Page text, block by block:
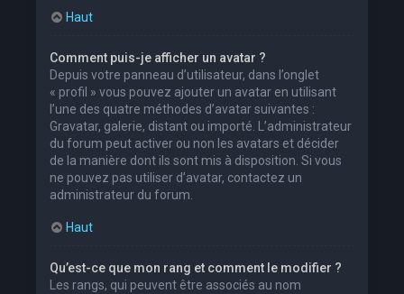
Haut
Comment puis-je afficher un avatar ?
Depuis votre panneau d’utilisateur, dans l’onglet
« profil » vous pouvez ajouter un avatar en utilisant
l’une des quatre méthodes d’avatar suivantes :
Gravatar, galerie, distant ou importé. L’administrateur
du forum peut activer ou non les avatars et décider
de la manière dont ils sont mis à disposition. Si vous
ne pouvez pas utiliser d’avatar, contactez un
administrateur du forum.
Haut
Qu’est-ce que mon rang et comment le modifier ?
Les rangs, qui peuvent être associés au nom